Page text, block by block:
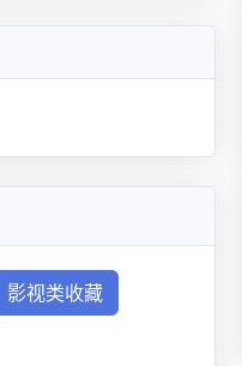
影视类收藏